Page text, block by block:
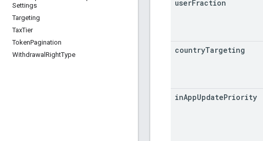
Settings
Targeting
TaxTier
TokenPagination
Withdrawal RightType
userFraction
countryTargeting
inAppUpdatePriority